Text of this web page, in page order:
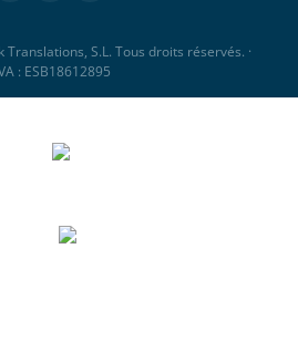
S.L. Tous droits réservés. ·
: ESB18612895